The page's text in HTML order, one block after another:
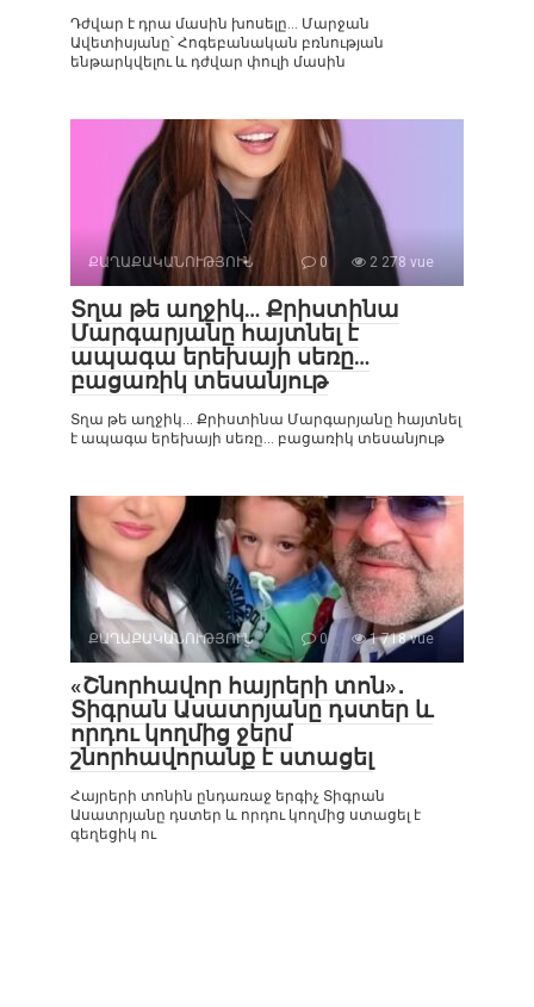
Դժվար է դրա մասին խոսելը… Մարջան
Ավետիսյանը՝ Հոգեբանական բռնության
ենթարկվելու և դժվար փուլի մասին
ՔԱՂԱՔԱԿԱՆՈՒԹՅՈՒՆ 0 2 278 vue
Տղա թե աղջիկ… Քրիստինա
Մարգարյանը հայտնել է
ապագա երեխայի սեռը…
բացառիկ տեսանյութ
Տղա թե աղջիկ… Քրիստինա Մարգարյանը հայտնել
է ապագա երեխայի սեռը… բացառիկ տեսանյութ
ՔԱՂԱՔԱԿԱՆՈՒԹՅՈՒՆ 0 1 718 vue
«Շնորհավոր հայրերի տոն»․
Տիգրան Ասատրյանը դստեր և
որդու կողմից ջերմ
շնորհավորանք է ստացել
Հայրերի տոնին ընդառաջ երգիչ Տիգրան
Ասատրյանը դստեր և որդու կողմից ստացել է
գեղեցիկ ու